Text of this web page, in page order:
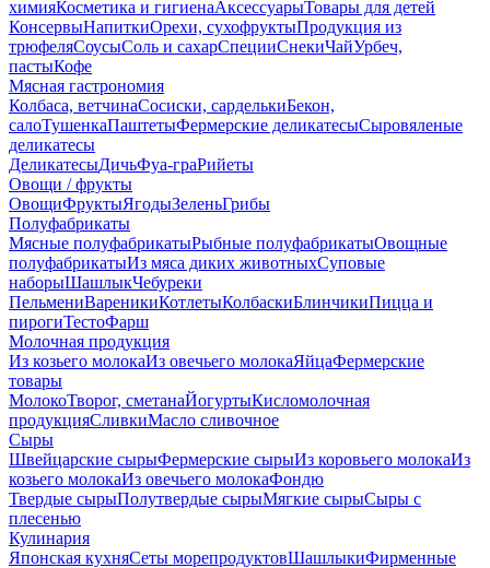
химияКосметика и гигиенаАксессуарыТовары для детей
КонсервыНапиткиОрехи, сухофруктыПродукция из
трюфеляСоусыСоль и сахарСпецииСнекиЧайУрбеч,
пастыКофе
Мясная гастрономия
Колбаса, ветчинаСосиски, сарделькиБекон,
салоТушенкаПаштетыФермерские деликатесыСыровяленые
деликатесы
ДеликатесыДичьФуа-граРийеты
Овощи / фрукты
ОвощиФруктыЯгодыЗеленьГрибы
Полуфабрикаты
Мясные полуфабрикатыРыбные полуфабрикатыОвощные
полуфабрикатыИз мяса диких животныхСуповые
наборыШашлыкЧебуреки
ПельмениВареникиКотлетыКолбаскиБлинчикиПицца и
пирогиТестоФарш
Молочная продукция
Из козьего молокаИз овечьего молокаЯйцаФермерские
товары
МолокоТворог, сметанаЙогуртыКисломолочная
продукцияСливкиМасло сливочное
Сыры
Швейцарские сырыФермерские сырыИз коровьего молокаИз
козьего молокаИз овечьего молокаФондю
Твердые сырыПолутвердые сырыМягкие сырыСыры c
плесенью
Кулинария
Японская кухняСеты морепродуктовШашлыкиФирменные